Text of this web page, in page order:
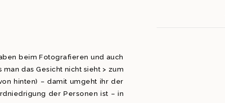
beim Fotografieren und auch
das Gesicht nicht sieht > zum
hinten) – damit umgeht ihr der
der Personen ist – in